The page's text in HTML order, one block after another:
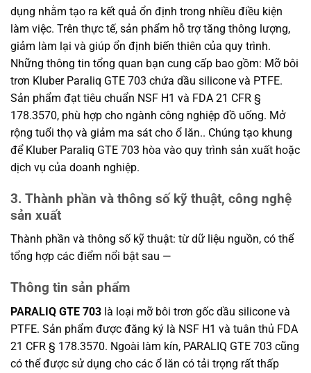
dụng nhằm tạo ra kết quả ổn định trong nhiều điều kiện
làm việc. Trên thực tế, sản phẩm hỗ trợ tăng thông lượng,
giảm làm lại và giúp ổn định biến thiên của quy trình.
Những thông tin tổng quan bạn cung cấp bao gồm: Mỡ bôi
trơn Kluber Paraliq GTE 703 chứa dầu silicone và PTFE.
Sản phẩm đạt tiêu chuẩn NSF H1 và FDA 21 CFR §
178.3570, phù hợp cho ngành công nghiệp đồ uống. Mở
rộng tuổi thọ và giảm ma sát cho ổ lăn.. Chúng tạo khung
để Kluber Paraliq GTE 703 hòa vào quy trình sản xuất hoặc
dịch vụ của doanh nghiệp.
3. Thành phần và thông số kỹ thuật, công nghệ
sản xuất
Thành phần và thông số kỹ thuật: từ dữ liệu nguồn, có thể
tổng hợp các điểm nổi bật sau —
Thông tin sản phẩm
PARALIQ GTE 703 là loại mỡ bôi trơn gốc dầu silicone và
PTFE. Sản phẩm được đăng ký là NSF H1 và tuân thủ FDA
21 CFR § 178.3570. Ngoài làm kín, PARALIQ GTE 703 cũng
có thể được sử dụng cho các ổ lăn có tải trọng rất thấp